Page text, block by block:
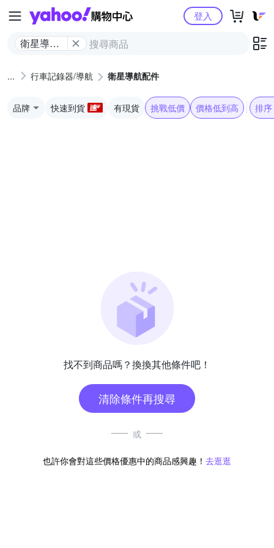
Yahoo購物中心
衛星導航
登入
行車記錄器/導航 衛星導航配件
品牌 快速到貨 有現貨 挑戰低價 價格低到高 排序
找不到商品嗎？換換其他條件吧！
清除條件再搜尋
或
也許你會對這些價格優惠中的商品感興趣！ 去逛逛